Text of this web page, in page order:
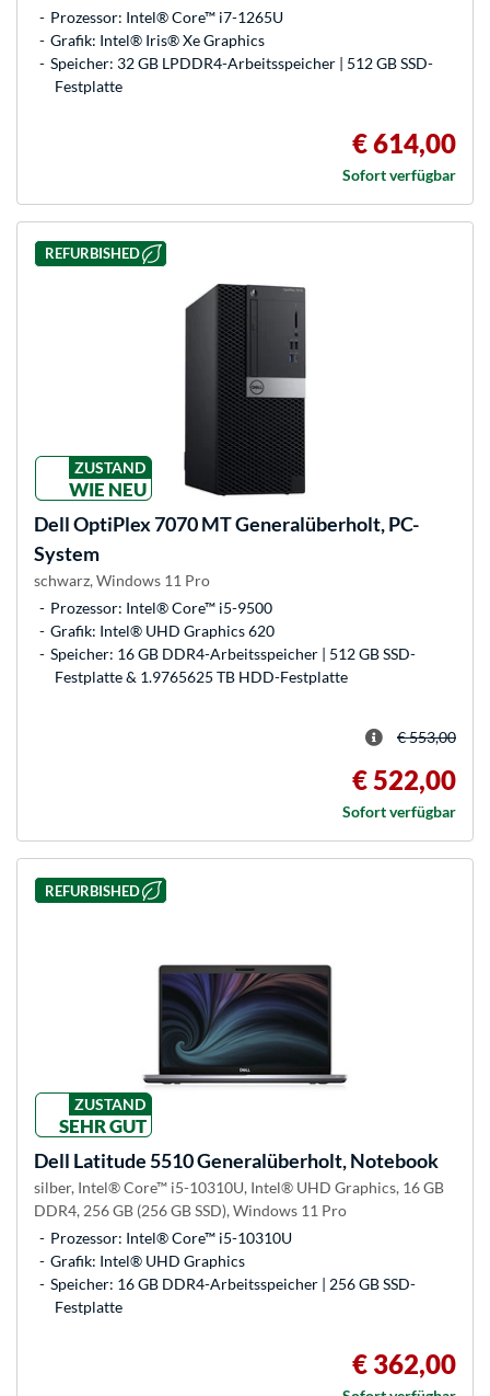
Prozessor: Intel® Core™ i7-1265U
Grafik: Intel® Iris® Xe Graphics
Speicher: 32 GB LPDDR4-Arbeitsspeicher | 512 GB SSD-
Festplatte
€ 614,00
Sofort verfügbar
REFURBISHED
ZUSTAND
WIE NEU
DellOptiPlex 7070 MT Generalüberholt, PC-
System
schwarz, Windows 11 Pro
Prozessor: Intel® Core™ i5-9500
Grafik: Intel® UHD Graphics 620
Speicher: 16 GB DDR4-Arbeitsspeicher | 512 GB SSD-
Festplatte & 1.9765625 TB HDD-Festplatte
€ 553,00
€ 522,00
Sofort verfügbar
REFURBISHED
ZUSTAND
SEHR GUT
Dell Latitude 5510 Generalüberholt, Notebook
silber, Intel® Core™ i5-10310U, Intel® UHD Graphics, 16 GB
DDR4, 256 GB (256 GB SSD), Windows 11 Pro
Prozessor: Intel® Core™ i5-10310U
Grafik: Intel® UHD Graphics
Speicher: 16 GB DDR4-Arbeitsspeicher | 256 GB SSD-
Festplatte
€ 362,00